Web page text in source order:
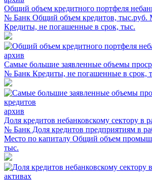
Общий объем кредитного портфеля
№ Банк Общий объем кредитов, тыс.руб.
Кредиты, не погашенные в срок, тыс.
архив
Самые большие заявленные объемы
№ Банк Кредиты, не погашенные в срок,
архив
Доля кредитов небанковскому сектору в
№ Банк Доля кредитов предприятиям в
Место по капиталу Общий объем
тыс.